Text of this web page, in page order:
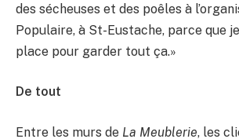
des sécheuses et des poêles à
Populaire, à St-Eustache, parce que je
place pour garder tout ça.»
De tout
Entre les murs de La Meublerie, les